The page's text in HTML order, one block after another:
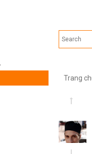
Trang